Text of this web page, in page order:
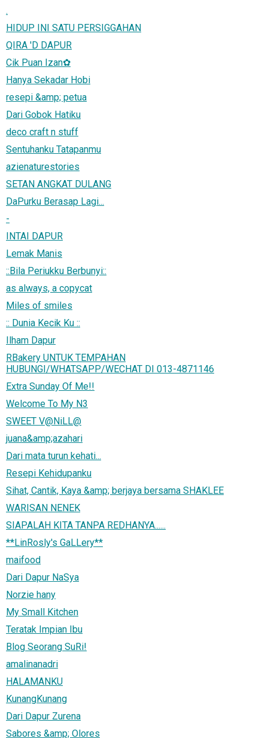
.
HIDUP INI SATU PERSIGGAHAN
QIRA 'D DAPUR
Cik Puan Izan✿
Hanya Sekadar Hobi
resepi &amp; petua
Dari Gobok Hatiku
deco craft n stuff
Sentuhanku Tatapanmu
azienaturestories
SETAN ANGKAT DULANG
DaPurku Berasap Lagi...
-
INTAI DAPUR
Lemak Manis
::Bila Periukku Berbunyi::
as always, a copycat
Miles of smiles
:: Dunia Kecik Ku ::
Ilham Dapur
RBakery UNTUK TEMPAHAN
HUBUNGI/WHATSAPP/WECHAT DI 013-4871146
Extra Sunday Of Me!!
Welcome To My N3
SWEET V@NiLL@
juana&amp;azahari
Dari mata turun kehati...
Resepi Kehidupanku
Sihat, Cantik, Kaya &amp; berjaya bersama SHAKLEE
WARISAN NENEK
SIAPALAH KITA TANPA REDHANYA......
**LinRosly's GaLLery**
maifood
Dari Dapur NaSya
Norzie hany
My Small Kitchen
Teratak Impian Ibu
Blog Seorang SuRi!
amalinanadri
HALAMANKU
KunangKunang
Dari Dapur Zurena
Sabores &amp; Olores